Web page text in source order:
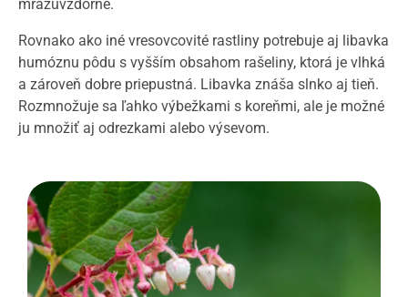
mrazuvzdorné.
Rovnako ako iné vresovcovité rastliny potrebuje aj libavka
humóznu pôdu s vyšším obsahom rašeliny, ktorá je vlhká
a zároveň dobre priepustná. Libavka znáša slnko aj tieň.
Rozmnožuje sa ľahko výbežkami s koreňmi, ale je možné
ju množiť aj odrezkami alebo výsevom.